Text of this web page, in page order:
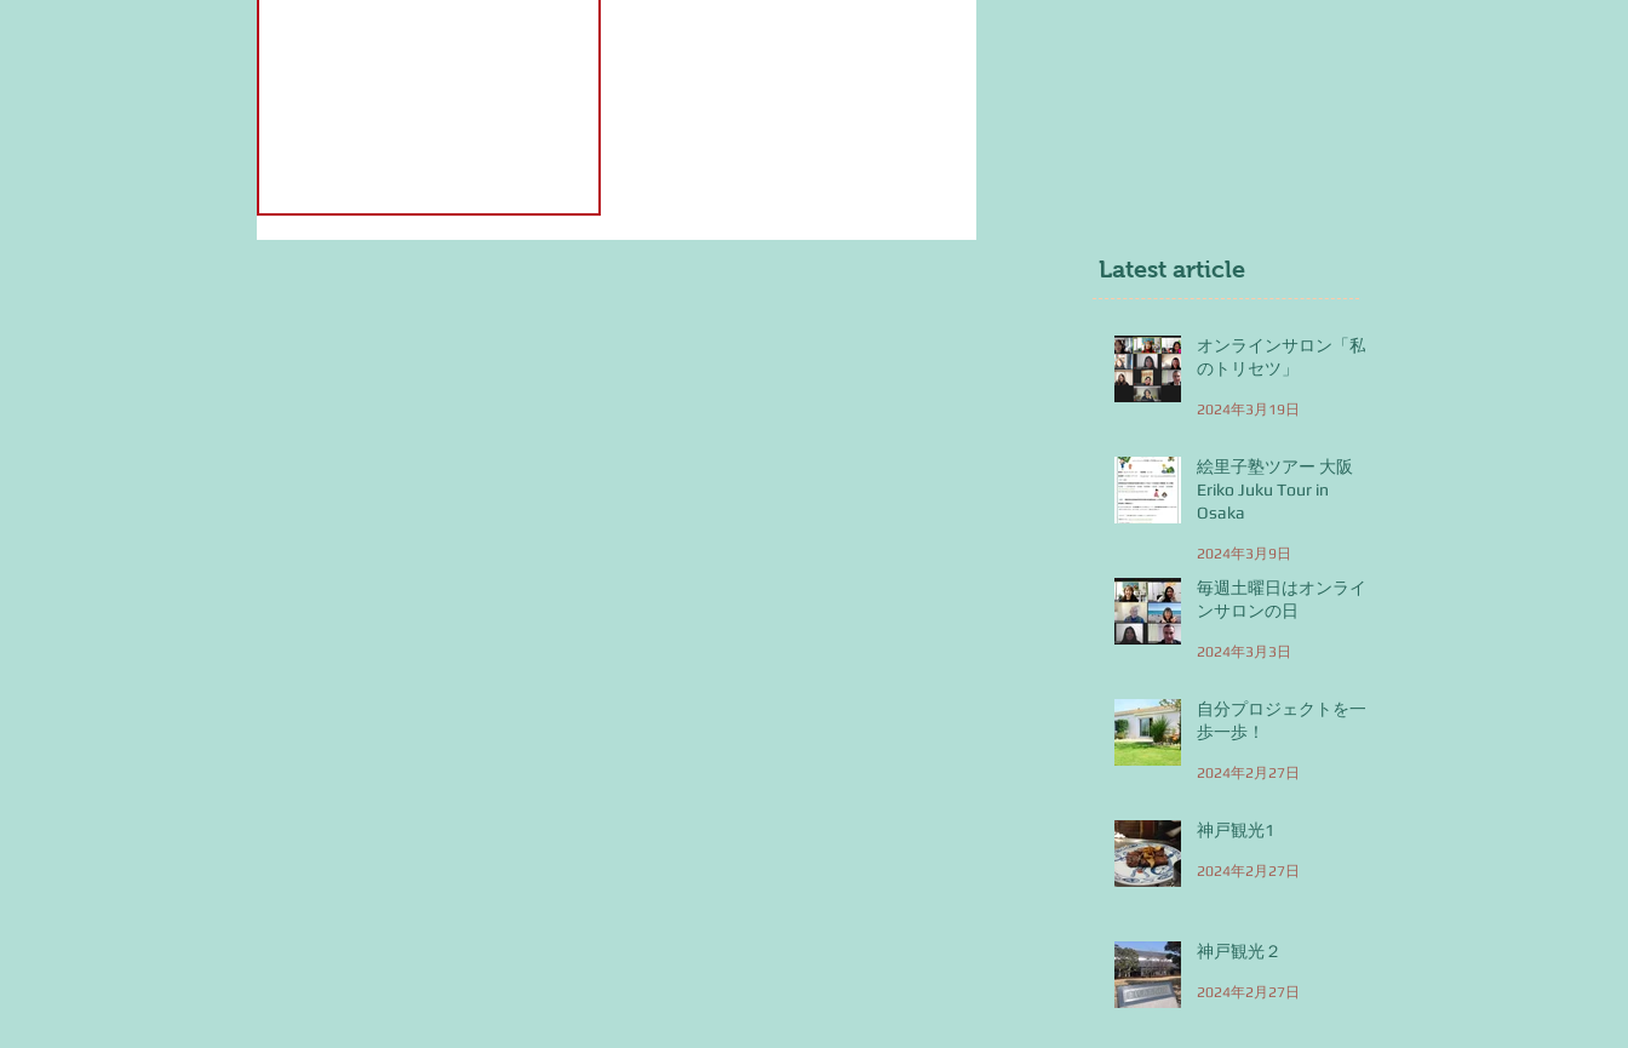
Latest article
オンラインサロン「私
のトリセツ」
2024年3月19日
絵里子塾ツアー 大阪
Eriko Juku Tour in
Osaka
2024年3月9日
毎週土曜日はオンライ
ンサロンの日
2024年3月3日
自分プロジェクトを一
歩一歩！
2024年2月27日
神戸観光1
2024年2月27日
神戸観光２
2024年2月27日